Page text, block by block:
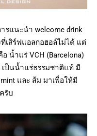
นะนำ welcome drink
เสิร์ฟแอลกอฮอล์ไม่ได้ แต่
น้ำแร่ VCH (Barcelona)
ป็นน้ำแร่ธรรมชาติแท้ มี
และ ส้ม มาเพื่อให้มี
รับ